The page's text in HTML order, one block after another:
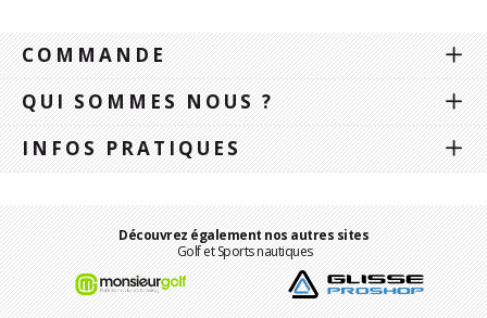
COMMANDE
QUI SOMMES NOUS ?
INFOS PRATIQUES
Découvrez également nos autres sites
Golf et Sports nautiques